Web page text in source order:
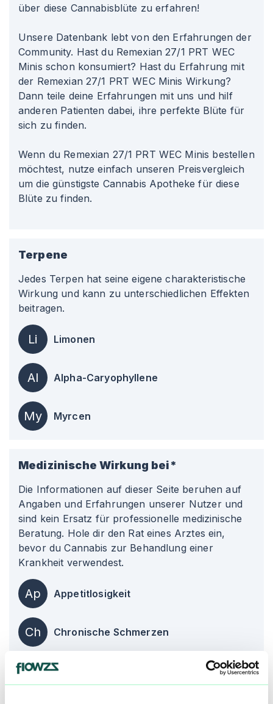
über diese Cannabisblüte zu erfahren!
Unsere Datenbank lebt von den Erfahrungen der
Community. Hast du Remexian 27/1 PRT WEC
Minis schon konsumiert? Hast du Erfahrung mit
der Remexian 27/1 PRT WEC Minis Wirkung?
Dann teile deine Erfahrungen mit uns und hilf
anderen Patienten dabei, ihre perfekte Blüte für
sich zu finden.
Wenn du Remexian 27/1 PRT WEC Minis bestellen
möchtest, nutze einfach unseren Preisvergleich
um die günstigste Cannabis Apotheke für diese
Blüte zu finden.
Terpene
Jedes Terpen hat seine eigene charakteristische
Wirkung und kann zu unterschiedlichen Effekten
beitragen.
Li Limonen
Al Alpha-Caryophyllene
My Myrcen
Medizinische Wirkung bei*
Die Informationen auf dieser Seite beruhen auf
Angaben und Erfahrungen unserer Nutzer und
sind kein Ersatz für professionelle medizinische
Beratung. Hole dir den Rat eines Arztes ein,
bevor du Cannabis zur Behandlung einer
Krankheit verwendest.
Ap Appetitlosigkeit
Ch Chronische Schmerzen
Sc Schlafstörungen